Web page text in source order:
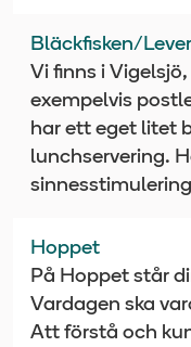
Bläckfisken/
Vi finns i
exempelvis
har ett eget litet
lunchservering.
Hoppet
På Hoppet står
Vardagen ska
Att förstå och